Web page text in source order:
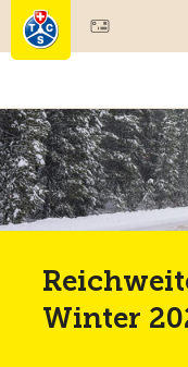
Mitgliedschaft &
Test, Sicherheit &
Winter